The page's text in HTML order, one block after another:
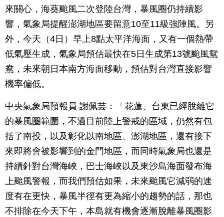
來關心，海葵颱風二次登陸台灣，暴風圈仍持續影
響，氣象局提醒澎湖地區要留意10至11級強陣風。另
外，今天（4日）早上8點太平洋海面，又有一個熱帶
低氣壓生成，氣象局預估最快在5日生成第13號颱風鴛
鴦，未來朝日本南方海面移動，預估對台灣直接影響
機率偏低。
中央氣象局預報員 謝佩芸：「花蓮、台東已經脫離它
的暴風圈範圍，不過目前陸上警戒的區域，仍然有包
括了南投，以及彰化以南地區、澎湖地區，還有接下
來即將會被影響到的金門地區，而同時氣象局也還是
持續針對台灣海峽，巴士海峽以及東沙島海面發布海
上颱風警報，而我們預估如果，未來颱風它減弱的速
度有在更快，暴風半徑有更為縮小的趨勢的話，那也
不排除在今天下午，本島就有機會逐漸脫離暴風圈影